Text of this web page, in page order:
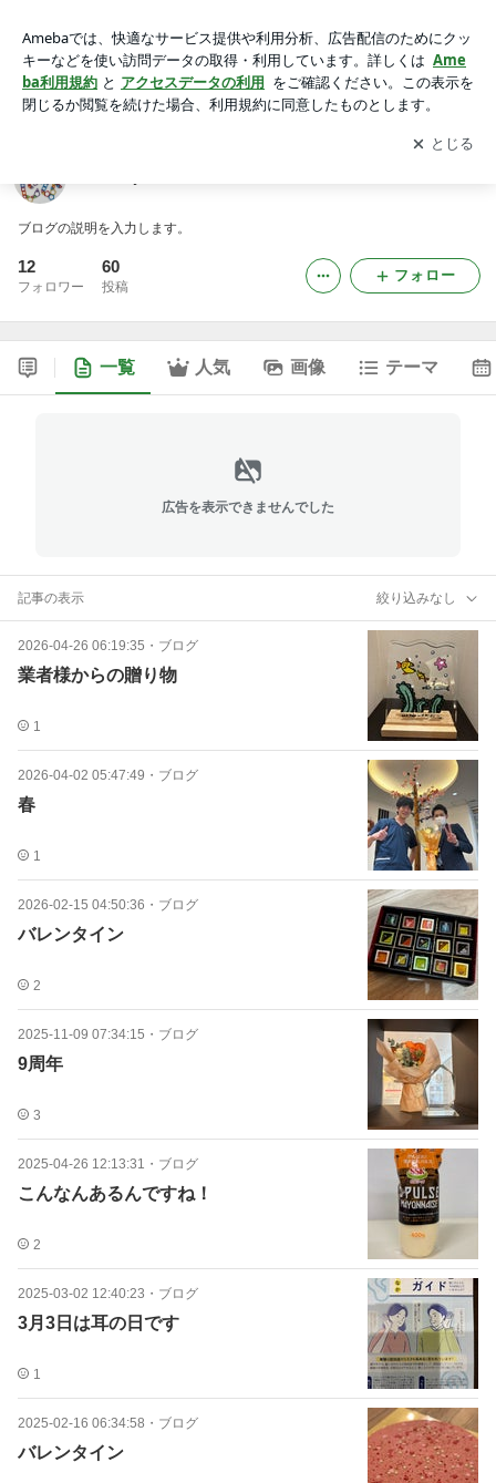
アプリをダウンロードして ブログの更新通知
を受け取りまし
ょう。
開く
ブログの説明を入力します。
12
フォロワー
60
投稿
フォロー
一覧 人気 画像 テーマ
広告を表示できませんでした
記事の表示 絞り込みなし
2026-04-26 06:19:35 ・ ブログ
業者様からの贈り物
1
2026-04-02 05:47:49 ・ ブログ
春
1
2026-02-15 04:50:36 ・ ブログ
バレンタイン
2
2025-11-09 07:34:15 ・ ブログ
9周年
3
2025-04-26 12:13:31 ・ ブログ
こんなんあるんですね！
2
2025-03-02 12:40:23 ・ ブログ
3月3日は耳の日です
1
2025-02-16 06:34:58 ・ ブログ
バレンタイン